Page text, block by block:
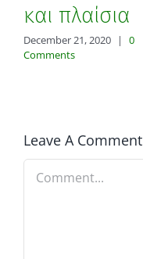
και πλαίσια
December 21, 2020 |
0
Comments
Leave A Comment
Comment